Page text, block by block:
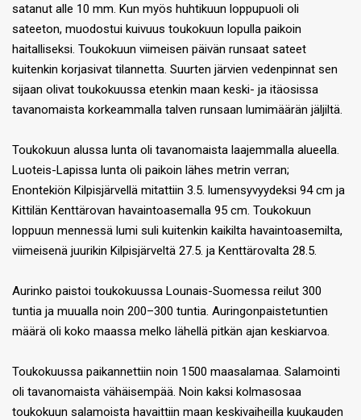
satanut alle 10 mm. Kun myös huhtikuun loppupuoli oli
sateeton, muodostui kuivuus toukokuun lopulla paikoin
haitalliseksi. Toukokuun viimeisen päivän runsaat sateet
kuitenkin korjasivat tilannetta. Suurten järvien vedenpinnat sen
sijaan olivat toukokuussa etenkin maan keski- ja itäosissa
tavanomaista korkeammalla talven runsaan lumimäärän jäljiltä.
Toukokuun alussa lunta oli tavanomaista laajemmalla alueella.
Luoteis-Lapissa lunta oli paikoin lähes metrin verran;
Enontekiön Kilpisjärvellä mitattiin 3.5. lumensyvyydeksi 94 cm ja
Kittilän Kenttärovan havaintoasemalla 95 cm. Toukokuun
loppuun mennessä lumi suli kuitenkin kaikilta havaintoasemilta,
viimeisenä juurikin Kilpisjärveltä 27.5. ja Kenttärovalta 28.5.
Aurinko paistoi toukokuussa Lounais-Suomessa reilut 300
tuntia ja muualla noin 200–300 tuntia. Auringonpaistetuntien
määrä oli koko maassa melko lähellä pitkän ajan keskiarvoa.
Toukokuussa paikannettiin noin 1500 maasalamaa. Salamointi
oli tavanomaista vähäisempää. Noin kaksi kolmasosaa
toukokuun salamoista havaittiin maan keskivaiheilla kuukauden